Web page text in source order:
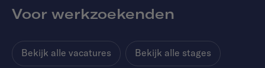
Voor werkzoekenden
Bekijk alle vacatures Bekijk alle stages